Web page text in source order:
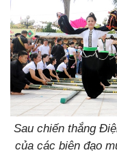
Sau chiến thắng
của các biên đạo